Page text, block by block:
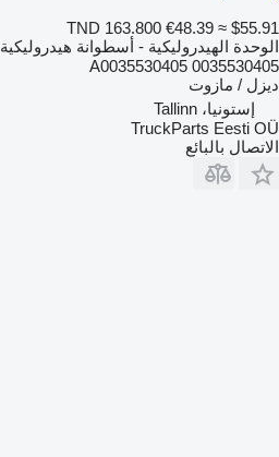
TND 163.800 €48.39 ≈ $55.91
الوحدة الهيدروليكية - أسطوانة هيدروليكية
0035530405 A0035530405
ديزل / مازوت
إستونيا، Tallinn
TruckParts Eesti OÜ
الاتصال بالبائع